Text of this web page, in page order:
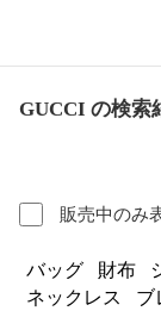
GUCCI の検索
販売中のみ
バッグ 財布
ネックレス
ブ